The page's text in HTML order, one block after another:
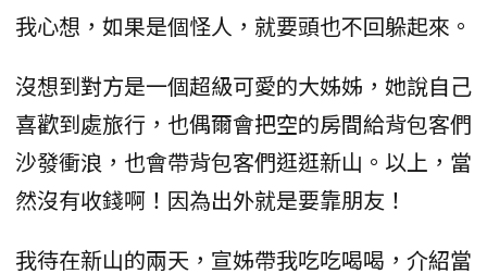
我心想，如果是個怪人，就要頭也不回躲起來。
沒想到對方是一個超級可愛的大姊姊，她說自己
喜歡到處旅行，也偶爾會把空的房間給背包客們
沙發衝浪，也會帶背包客們逛逛新山。以上，當
然沒有收錢啊！因為出外就是要靠朋友！
我待在新山的兩天，宣姊帶我吃吃喝喝，介紹當